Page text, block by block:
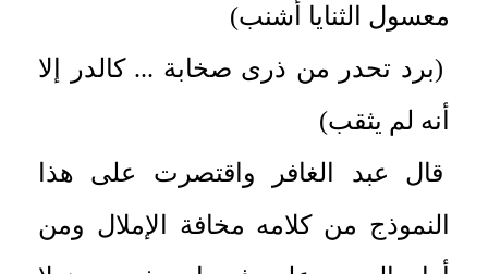
معسول الثنايا أشنب)
(برد تحدر من ذرى صخابة ... كالدر إلا
أنه لم يثقب)
قال عبد الغافر واقتصرت على هذا
النموذج من كلامه مخافة الإملال ومن